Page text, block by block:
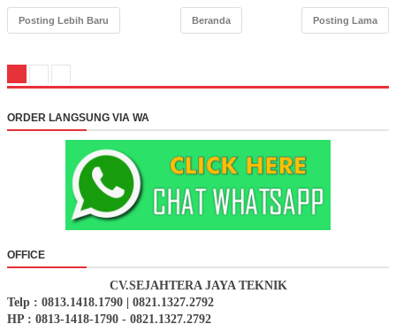
Posting Lebih Baru Posting Lama
Beranda
ORDER LANGSUNG VIA WA
OFFICE
CV.SEJAHTERA JAYA TEKNIK
Telp : 0813.1418.1790 | 0821.1327.2792
HP : 0813-1418-1790 - 0821.1327.2792